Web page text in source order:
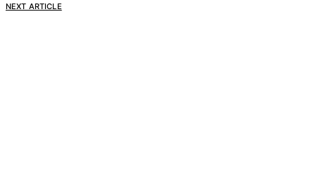
NEXT ARTICLE